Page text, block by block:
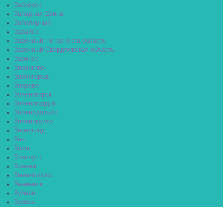
Заозёрск
Западная Двина
Заполярный
Зарайск
Заречный Пензенская область
Заречный Свердловская область
Заринск
Звенигово
Звенигород
Зверево
Зеленогорск
Зеленоградск
Зеленодольск
Зеленокумск
Зерноград
Зея
Зима
Златоуст
Злынка
Змеиногорск
Знаменск
Зубцов
Зуевка